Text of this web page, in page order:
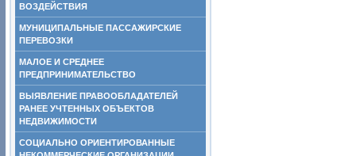
ВОЗДЕЙСТВИЯ
МУНИЦИПАЛЬНЫЕ ПАССАЖИРСКИЕ
ПЕРЕВОЗКИ
МАЛОЕ И СРЕДНЕЕ
ПРЕДПРИНИМАТЕЛЬСТВО
ВЫЯВЛЕНИЕ ПРАВООБЛАДАТЕЛЕЙ
РАНЕЕ УЧТЕННЫХ ОБЪЕКТОВ
НЕДВИЖИМОСТИ
СОЦИАЛЬНО ОРИЕНТИРОВАННЫЕ